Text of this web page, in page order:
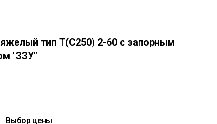
тип Т(С250) 2-60 с запорным
"ЗЗУ"
Выбор цены